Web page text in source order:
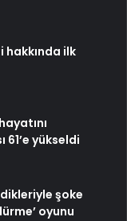
hakkında ilk
61’e yükseldi
şoke
oyunu